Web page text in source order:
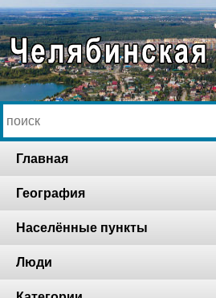
Главная
География
Населённые пункты
Люди